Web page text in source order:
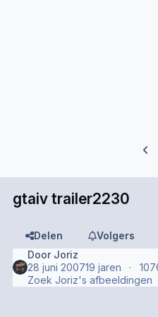
gtaiv trailer2230
Delen
Volgers
Door Joriz
28 juni 200719 jaren
Zoek Joriz's afbeeldingen